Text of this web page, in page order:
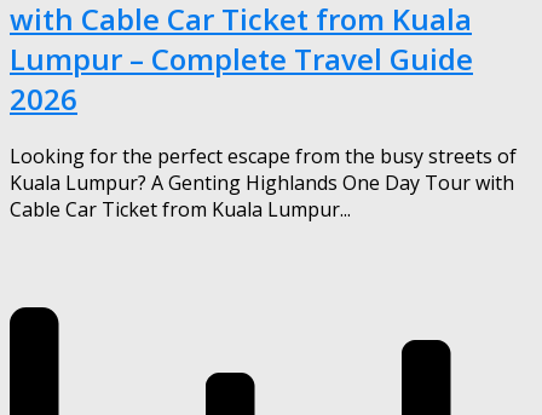
with Cable Car Ticket from Kuala
Lumpur – Complete Travel Guide
2026
Looking for the perfect escape from the busy streets of
Kuala Lumpur? A Genting Highlands One Day Tour with
Cable Car Ticket from Kuala Lumpur...